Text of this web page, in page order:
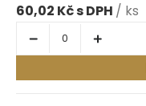
60,02 Kč / ks